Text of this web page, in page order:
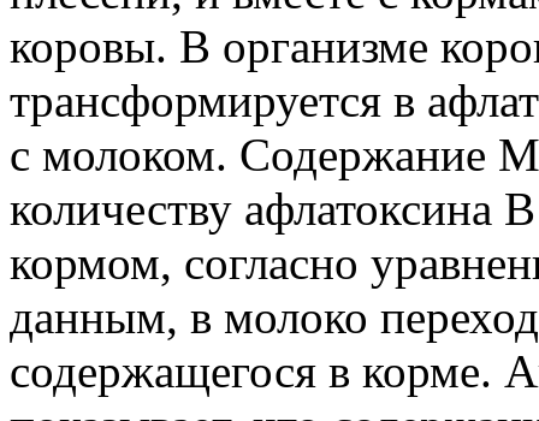
коровы. В организме
трансформируется в
с молоком. Содержание
количеству афлатоксина
кормом, согласно
данным, в молоко
содержащегося в корме.